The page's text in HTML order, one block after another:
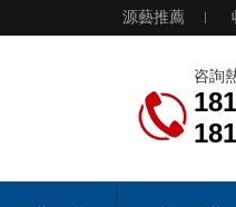
源藝推薦
咨詢